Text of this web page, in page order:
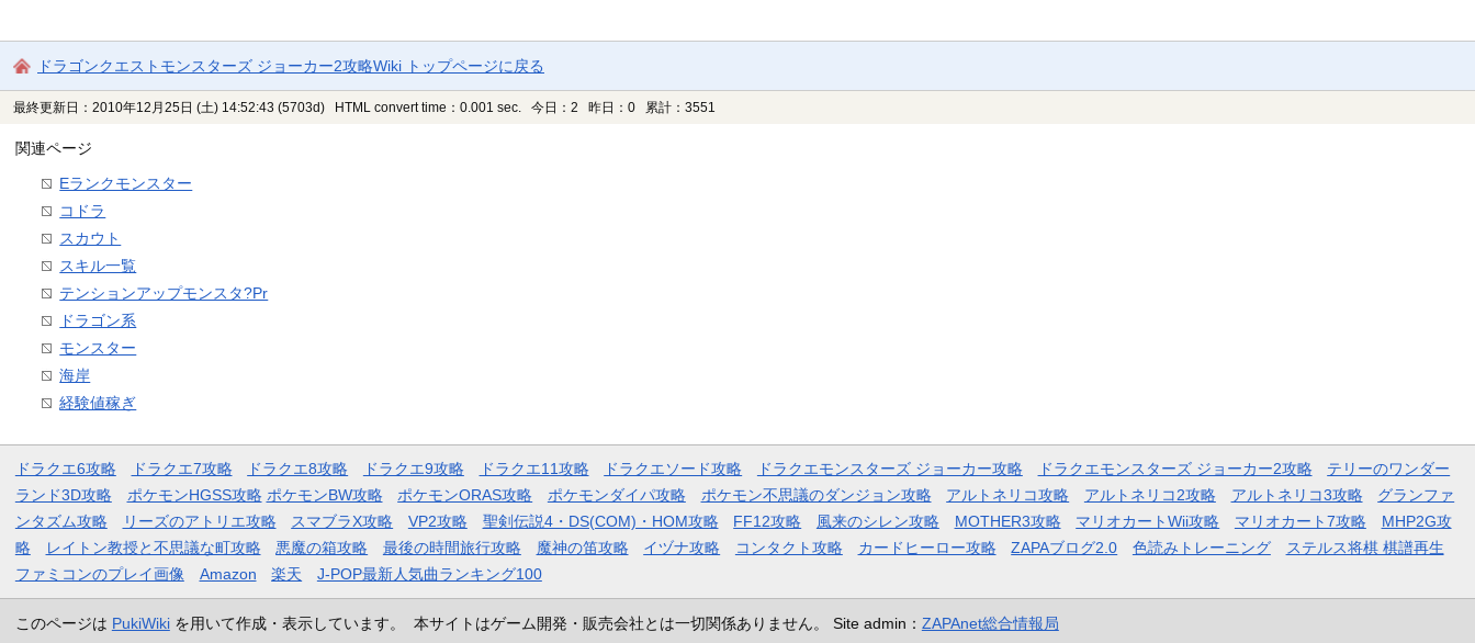
ドラゴンクエストモンスターズ ジョーカー2攻略Wiki トップページに戻る
最終更新日：2010年12月25日 (土) 14:52:43 (5703d) HTML convert time：0.001 sec. 今日：2 昨日：0 累計：3551
関連ページ
Eランクモンスター
コドラ
スカウト
スキル一覧
テンションアップモンスタ?Pr
ドラゴン系
モンスター
海岸
経験値稼ぎ
ドラクエ6攻略 ドラクエ7攻略 ドラクエ8攻略 ドラクエ9攻略 ドラクエ11攻略 ドラクエソード攻略 ドラクエモンスターズ ジョーカー攻略 ドラクエモンスターズ ジョーカー2攻略
テリーのワンダー
ランド3D攻略
ポケモンHGSS攻略 ポケモンBW攻略 ポケモンORAS攻略 ポケモンダイパ攻略 ポケモン不思議のダンジョン攻略 アルトネリコ攻略 アルトネリコ2攻略 アルトネリコ3攻略
グランファ
ンタズム攻略
リーズのアトリエ攻略 スマブラX攻略 VP2攻略 聖剣伝説4・DS(COM)・HOM攻略 FF12攻略 風来のシレン攻略 MOTHER3攻略 マリオカートWii攻略 マリオカート7攻略
MHP2G攻
略
レイトン教授と不思議な町攻略 悪魔の箱攻略 最後の時間旅行攻略 魔神の笛攻略 イヅナ攻略 コンタクト攻略 カードヒーロー攻略 ZAPAブログ2.0 色読みトレーニング
ステルス将棋 棋譜再生
ファミコンのプレイ画像
Amazon 楽天 J-POP最新人気曲ランキング100
このページは PukiWikiを用いて作成・表示しています。 本サイトはゲーム開発・販売会社とは一切関係ありません。 Site admin： ZAPAnet総合情報局